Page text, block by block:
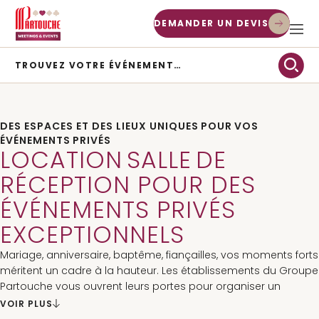
DEMANDER UN DEVIS
TROUVEZ VOTRE ÉVÉNEMENT…
TYPE D’ÉVÉNEMENT
CHERCHER
DES ESPACES ET DES LIEUX UNIQUES POUR VOS
ÉVÉNEMENTS PRIVÉS
LOCATION SALLE DE
RÉCEPTION POUR DES
ÉVÉNEMENTS PRIVÉS
EXCEPTIONNELS
Mariage, anniversaire, baptême, fiançailles, vos moments forts
méritent un cadre à la hauteur. Les établissements du Groupe
Partouche vous ouvrent leurs portes pour organiser un
événement privé sur-mesure, dans un lieu prestigieux et
VOIR PLUS
Célébrez l'événement de vos
rêves avec Partouche
Votre mariage d’exception et